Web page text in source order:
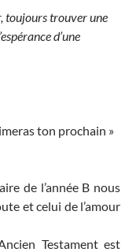
toujours trouver une
d’une
ton prochain »
de l’année B nous
et celui de l’amour
Testament est